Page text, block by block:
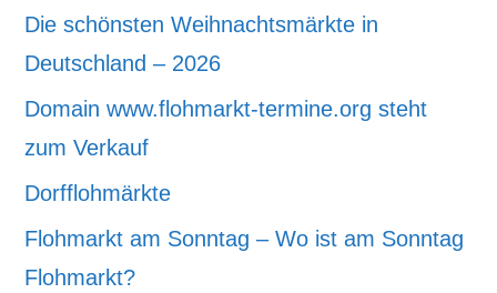
Die schönsten Weihnachtsmärkte in
Deutschland – 2026
Domain www.flohmarkt-termine.org steht
zum Verkauf
Dorfflohmärkte
Flohmarkt am Sonntag – Wo ist am Sonntag
Flohmarkt?